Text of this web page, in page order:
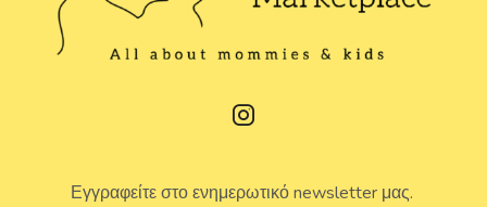
Εγγραφείτε στο ενημερωτικό newsletter μας.